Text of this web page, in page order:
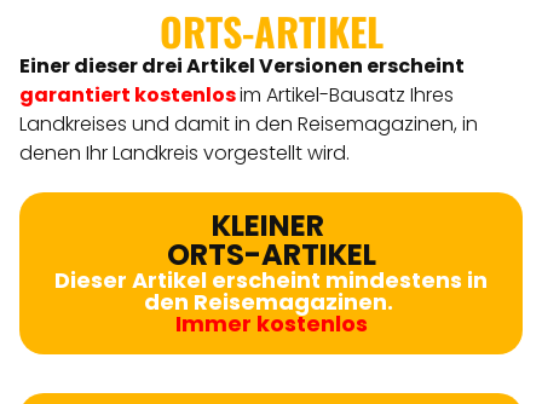
ORTS-ARTIKEL
Einer dieser drei Artikel Versionen erscheint
garantiert kostenlosim Artikel-Bausatz Ihres
Landkreises und damit in den Reisemagazinen, in
denen Ihr Landkreis vorgestellt wird.
KLEINER
ORTS-ARTIKEL
Dieser Artikel erscheint mindestens in
den Reisemagazinen.
Immer kostenlos